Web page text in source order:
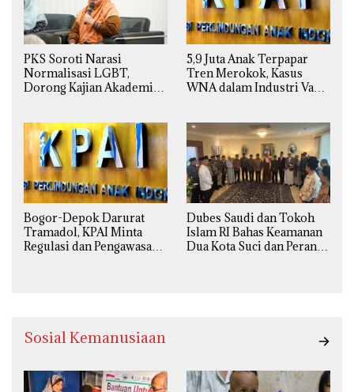
PKS Soroti Narasi
Normalisasi LGBT,
Dorong Kajian Akademik
Agama
5,9 Juta Anak Terpapar
Tren Merokok, Kasus
WNA dalam Industri Vape
Bogor-Depok Darurat
Tramadol, KPAI Minta
Regulasi dan Pengawasan
Dubes Saudi dan Tokoh
Islam RI Bahas Keamanan
Dua Kota Suci dan Peran
Sosial Kemanusiaan